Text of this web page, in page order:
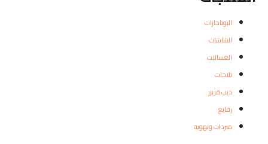
البوتاجازات
الشاشات
الغسالات
ثلاجات
ديب فريزر
رفايع
مبردات وتهويه